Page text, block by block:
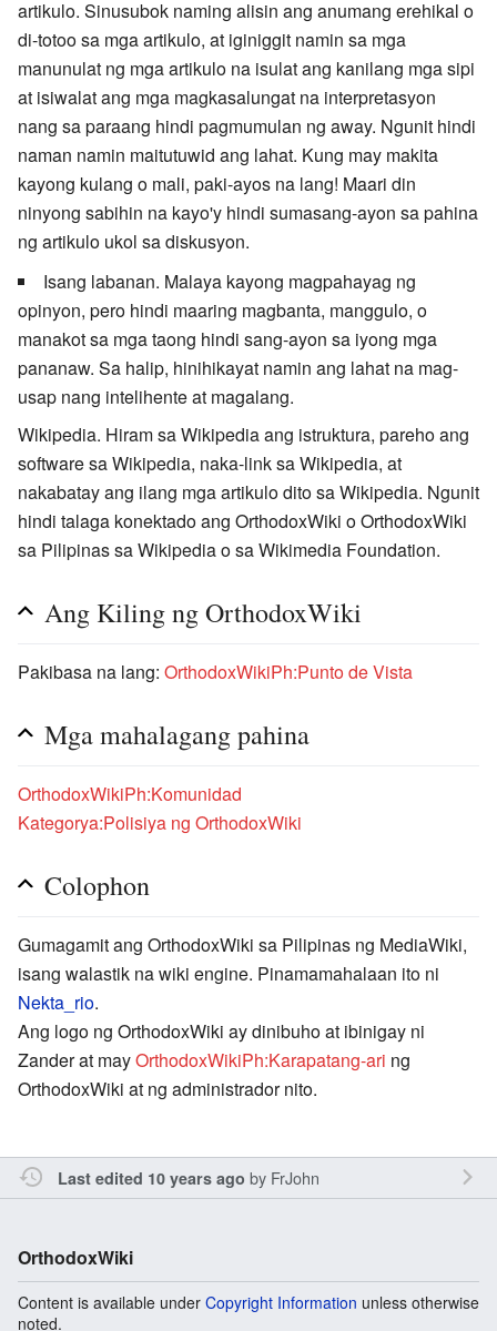
artikulo. Sinusubok naming alisin ang anumang erehikal o
di-totoo sa mga artikulo, at iginiggit namin sa mga
manunulat ng mga artikulo na isulat ang kanilang mga sipi
at isiwalat ang mga magkasalungat na interpretasyon
nang sa paraang hindi pagmumulan ng away. Ngunit hindi
naman namin maitutuwid ang lahat. Kung may makita
kayong kulang o mali, paki-ayos na lang! Maari din
ninyong sabihin na kayo'y hindi sumasang-ayon sa pahina
ng artikulo ukol sa diskusyon.
Isang labanan. Malaya kayong magpahayag ng
opinyon, pero hindi maaring magbanta, manggulo, o
manakot sa mga taong hindi sang-ayon sa iyong mga
pananaw. Sa halip, hinihikayat namin ang lahat na mag-
usap nang intelihente at magalang.
Wikipedia. Hiram sa Wikipedia ang istruktura, pareho ang
software sa Wikipedia, naka-link sa Wikipedia, at
nakabatay ang ilang mga artikulo dito sa Wikipedia. Ngunit
hindi talaga konektado ang OrthodoxWiki o OrthodoxWiki
sa Pilipinas sa Wikipedia o sa Wikimedia Foundation.
Ang Kiling ng OrthodoxWiki
Pakibasa na lang: OrthodoxWikiPh:Punto de Vista
Mga mahalagang pahina
OrthodoxWikiPh:Komunidad
Kategorya:Polisiya ng OrthodoxWiki
Colophon
Gumagamit ang OrthodoxWiki sa Pilipinas ng MediaWiki,
isang walastik na wiki engine. Pinamamahalaan ito ni
Nekta_rio.
Ang logo ng OrthodoxWiki ay dinibuho at ibinigay ni
Zander at mayOrthodoxWikiPh:Karapatang-ari ng
OrthodoxWiki at ng administrador nito.
Last edited 10 years ago by FrJohn
OrthodoxWiki
Content is available under Copyright Information unless otherwise
noted.